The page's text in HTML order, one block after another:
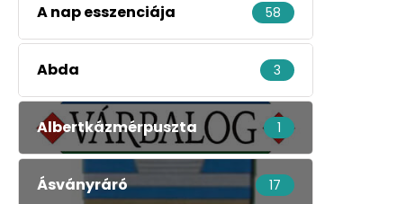
A nap esszenciája 58
Abda 3
Albertkázmérpuszta 1
Ásványráró 17